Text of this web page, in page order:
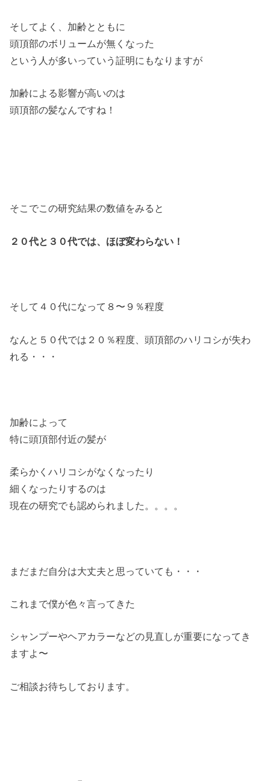
そしてよく、加齢とともに
頭頂部のボリュームが無くなった
という人が多いっていう証明にもなりますが
加齢による影響が高いのは
頭頂部の髪なんですね！
そこでこの研究結果の数値をみると
２０代と３０代では、ほぼ変わらない！
そして４０代になって８〜９％程度
なんと５０代では２０％程度、頭頂部のハリコシが失わ
れる・・・
加齢によって
特に頭頂部付近の髪が
柔らかくハリコシがなくなったり
細くなったりするのは
現在の研究でも認められました。。。。
まだまだ自分は大丈夫と思っていても・・・
これまで僕が色々言ってきた
シャンプーやヘアカラーなどの見直しが重要になってき
ますよ〜
ご相談お待ちしております。